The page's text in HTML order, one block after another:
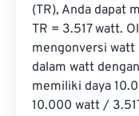
(TR), Anda dapat
TR = 3.517 watt.
mengonversi watt
dalam watt
memiliki daya
10.000 watt /